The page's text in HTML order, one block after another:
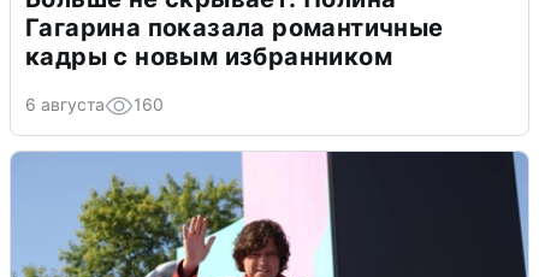
Гагарина показала романтичные
кадры с новым избранником
6 августа 160